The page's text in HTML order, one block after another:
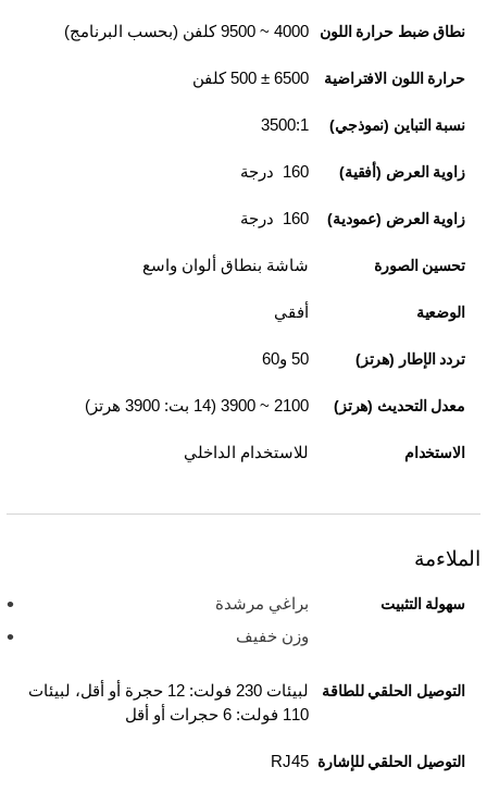
نطاق ضبط حرارة اللون 4000 ~ 9500 كلفن (بحسب البرنامج)
حرارة اللون الافتراضية 6500 ± 500 كلفن
نسبة التباين (نموذجي) 3500:1
زاوية العرض (أفقية) 160 درجة
زاوية العرض (عمودية) 160 درجة
تحسين الصورة شاشة بنطاق ألوان واسع
الوضعية أفقي
تردد الإطار (هرتز) 50 و60
معدل التحديث (هرتز) 2100 ~ 3900 (14 بت: 3900 هرتز)
الاستخدام للاستخدام الداخلي
الملاءمة
سهولة التثبيت
براغي مرشدة
وزن خفيف
التوصيل الحلقي للطاقة
لبيئات 230 فولت: 12 حجرة أو أقل، لبيئات
110 فولت: 6 حجرات أو أقل
التوصيل الحلقي للإشارة RJ45